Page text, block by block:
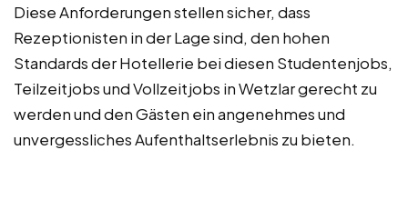
Diese Anforderungen stellen sicher, dass
Rezeptionisten in der Lage sind, den hohen
Standards der Hotellerie bei diesen Studentenjobs,
Teilzeitjobs und Vollzeitjobs in Wetzlar gerecht zu
werden und den Gästen ein angenehmes und
unvergessliches Aufenthaltserlebnis zu bieten.